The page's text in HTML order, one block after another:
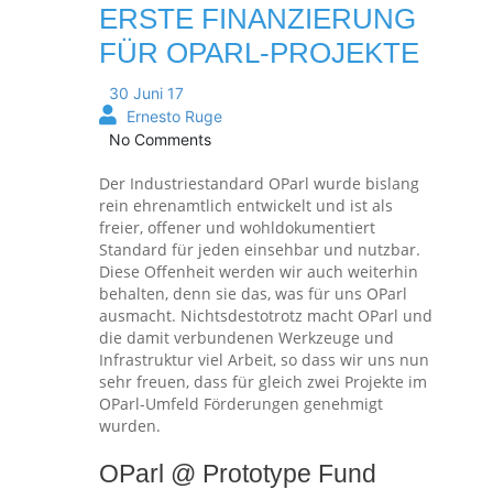
ERSTE FINANZIERUNG
FÜR OPARL-PROJEKTE
30 Juni 17
Ernesto Ruge
No Comments
Der Industriestandard OParl wurde bislang
rein ehrenamtlich entwickelt und ist als
freier, offener und wohldokumentiert
Standard für jeden einsehbar und nutzbar.
Diese Offenheit werden wir auch weiterhin
behalten, denn sie das, was für uns OParl
ausmacht. Nichtsdestotrotz macht OParl und
die damit verbundenen Werkzeuge und
Infrastruktur viel Arbeit, so dass wir uns nun
sehr freuen, dass für gleich zwei Projekte im
OParl-Umfeld Förderungen genehmigt
wurden.
OParl @ Prototype Fund